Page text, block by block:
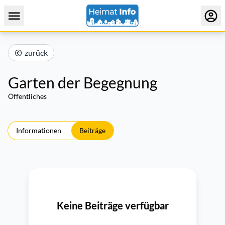
zurück
Garten der Begegnung
Öffentliches
Informationen Beiträge
Keine Beiträge verfügbar